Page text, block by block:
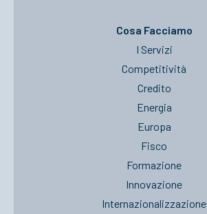
Cosa Facciamo
I Servizi
Competitività
Credito
Energia
Europa
Fisco
Formazione
Innovazione
Internazionalizzazione